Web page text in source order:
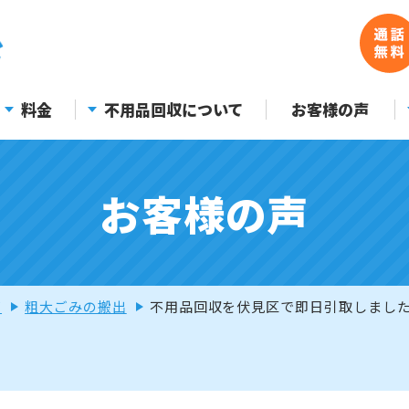
料金 不用品回収について お客様の声
お客様の声
粗大ごみの搬出 不用品回収を伏見区で即日引取しまし